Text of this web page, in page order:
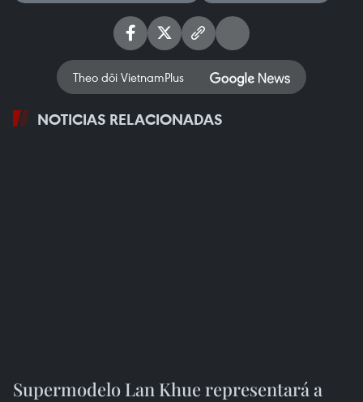
Theo dõi VietnamPlus
NOTICIAS RELACIONADAS
Supermodelo Lan Khue representará a